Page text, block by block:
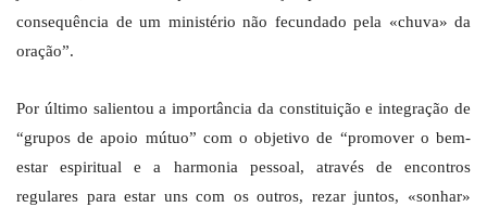
consequência de um ministério não fecundado pela «chuva» da
oração”.
Por último salientou a importância da constituição e integração de
“grupos de apoio mútuo” com o objetivo de “promover o bem-
estar espiritual e a harmonia pessoal, através de encontros
regulares para estar uns com os outros, rezar juntos, «sonhar»